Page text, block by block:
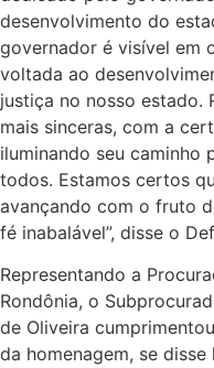
desenvolvimento do
governador é visível em
voltada ao
justiça no nosso estado.
mais sinceras, com a
iluminando seu caminho
todos. Estamos certos
avançando com o fruto
fé inabalável”, disse o
Representando a
Rondônia, o
de Oliveira
da homenagem, se